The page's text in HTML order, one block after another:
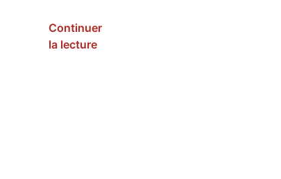
Continuer
la lecture